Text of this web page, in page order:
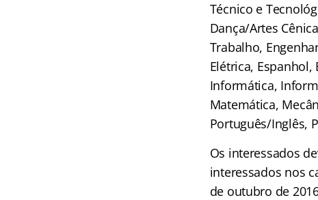
Técnico e
Dança/Artes
Trabalho,
Elétrica,
Informática,
Matemática,
Português/Inglês,
Os interessados
interessados nos
de outubro de